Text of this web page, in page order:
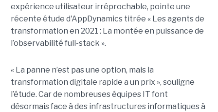
expérience utilisateur irréprochable, pointe une
récente étude d'AppDynamics titrée « Les agents de
transformation en 2021 : La montée en puissance de
l’observabilité full-stack ».
« La panne n’est pas une option, mais la
transformation digitale rapide a un prix », souligne
l’étude. Car de nombreuses équipes IT font
désormais face à des infrastructures informatiques à